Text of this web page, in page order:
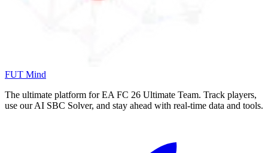
FUT Mind
The ultimate platform for EA FC 26 Ultimate Team. Track players,
use our AI SBC Solver, and stay ahead with real-time data and tools.